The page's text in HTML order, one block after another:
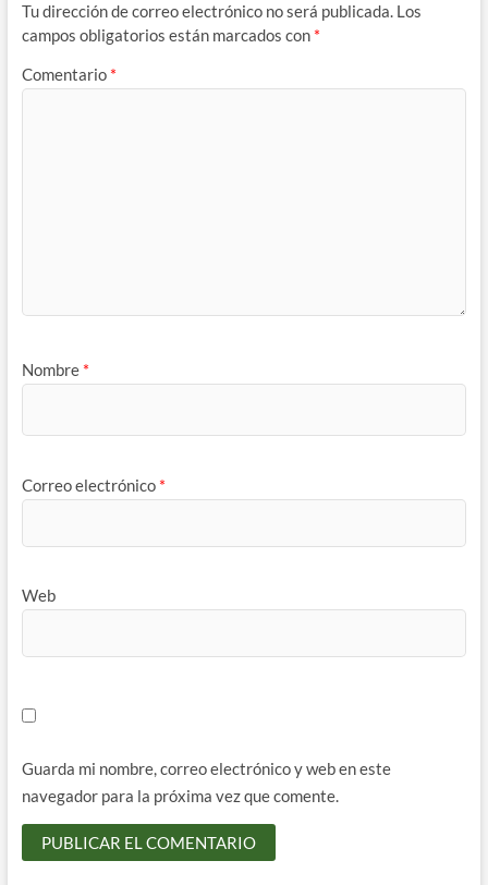
Tu dirección de correo electrónico no será publicada. Los
campos obligatorios están marcados con *
Comentario *
Nombre *
Correo electrónico *
Web
Guarda mi nombre, correo electrónico y web en este
navegador para la próxima vez que comente.